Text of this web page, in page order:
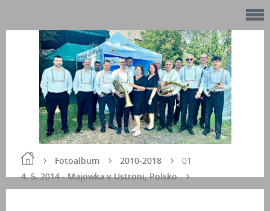
Fotoalbum
2010-2018
4. 5. 2014 - Majowka v Ustroni, Polsko
01